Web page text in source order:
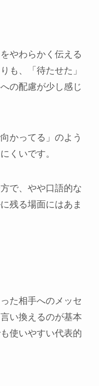
やわらかく伝える
も、「待たせた」
の配慮が少し感じ
かってる」のよう
くいです。
で、やや口語的な
残る場面にはあま
た相手へのメッセ
い換えるのが基本
使いやすい代表的